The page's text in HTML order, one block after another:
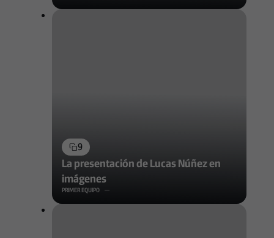
9
La presentación de Lucas Núñez en
imágenes
PRIMER EQUIPO